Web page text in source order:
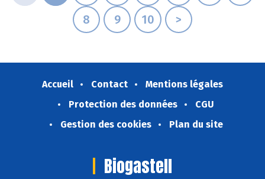
8
9 10 >
Accueil Contact
Mentions légales
Protection des données
CGU
Gestion des cookies
Plan du site
Biogastell